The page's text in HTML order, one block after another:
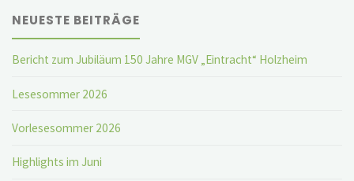
NEUESTE BEITRÄGE
Bericht zum Jubiläum 150 Jahre MGV „Eintracht“ Holzheim
Lesesommer 2026
Vorlesesommer 2026
Highlights im Juni